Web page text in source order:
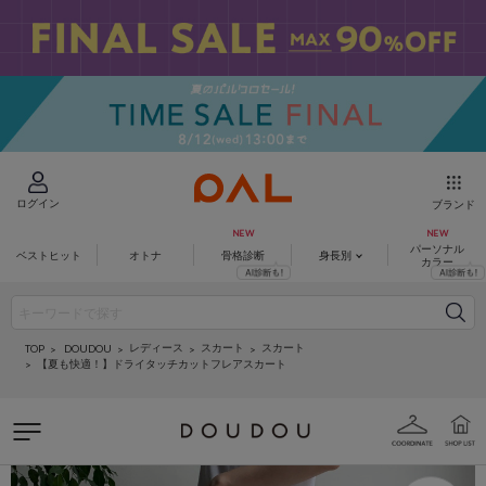
ログイン ブランド
ベストヒット オトナ 骨格診断 身長別
パーソナル
カラー
TOP DOUDOU レディース スカート
スカート
【夏も快適！】ドライタッチカットフレアスカート